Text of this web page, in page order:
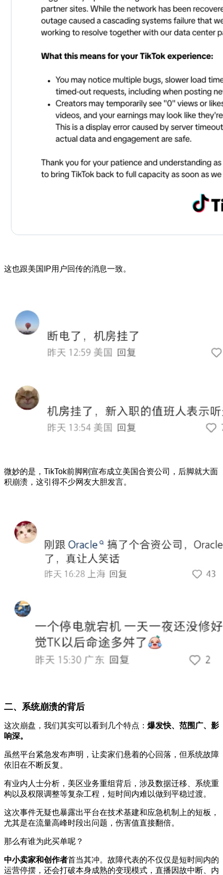
这也跟美国IP用户回传的消息一致。
微妙的是，TikTok前脚刚宣布成立美国合资公司，后脚就大面
积崩溃，这引得不少网友大胆发言。
二、系统崩溃的背后
这次崩盘，我们其实可以看到几个特点： 爆发快、范围广、影
响深。
虽然平台紧急发布声明，让卖家们悬着的心回落，但系统故障
依旧在不断反复。
有业内人士分析，美区业务重组背后，涉及数据迁移、系统重
构以及权限调整等复杂工程，短时间内难以做到平稳过渡。
这次事件无疑也暴露出平台在技术基建和应急机制上的短板，
尤其是在流量高峰时段出问题，伤害值直接翻倍。
那么有谁为此买单呢？
中小卖家和创作者首当其冲。故障代表的不仅仅是短时间内的
运营停摆，还会打破本身成熟的变现模式，直播因故中断、内